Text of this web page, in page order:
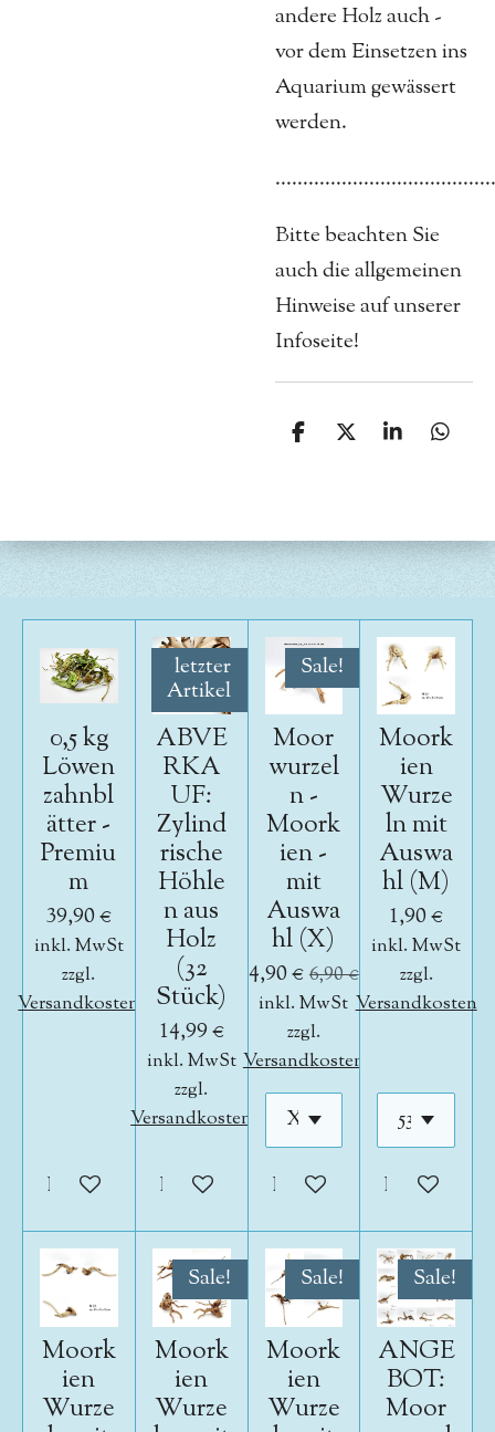
andere Holz auch -
vor dem Einsetzen ins
Aquarium gewässert
werden.
Bitte beachten Sie
auch die allgemeinen
Hinweise auf unserer
Infoseite!
T
n
T
n
T
n
T
n
0,5 kg
Löwen
zahnbl
ätter -
Premiu
m
39,90 €
inkl. MwSt
zzgl.
Versandkosten
In den Warenkorb
letzter
Artikel
ABVE
RKA
UF:
Zylind
rische
Höhle
n aus
Holz
(32
Stück)
14,99 €
inkl. MwSt
zzgl.
Versandkosten
In den Warenkorb
Sale!
Moor
wurzel
n -
Moork
ien -
mit
Auswa
hl (X)
4,90 € 6,90 €
inkl. MwSt
zzgl.
Versandkosten
In den Warenkorb
Moork
ien
Wurze
ln mit
Auswa
hl (M)
1,90 €
inkl. MwSt
zzgl.
Versandkosten
In den
Moork
ien
Wurze
Sale!
Moork
ien
Wurze
Sale!
Moork
ien
Wurze
Sale!
ANGE
BOT:
Moor